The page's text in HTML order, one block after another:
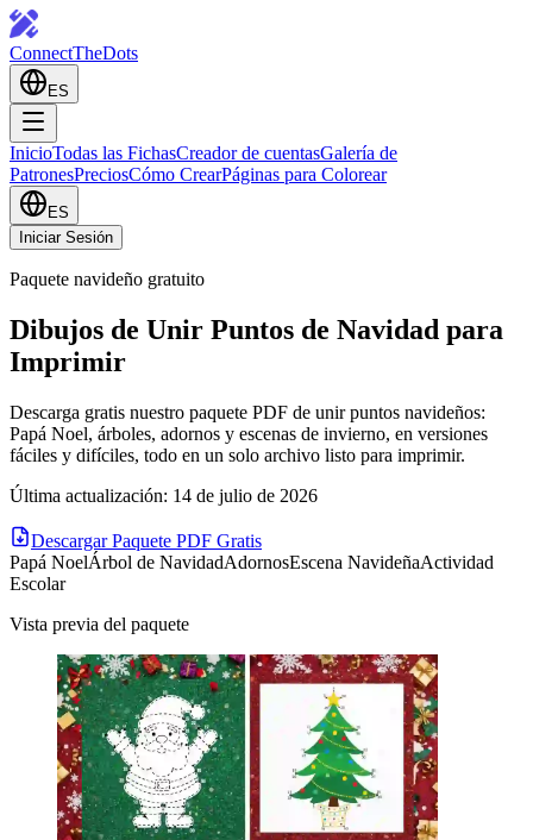
ConnectTheDots
ES
InicioTodas las FichasCreador de cuentasGalería de
PatronesPreciosCómo CrearPáginas para Colorear
ES
Iniciar Sesión
Paquete navideño gratuito
Dibujos de Unir Puntos de Navidad para
Imprimir
Descarga gratis nuestro paquete PDF de unir puntos navideños:
Papá Noel, árboles, adornos y escenas de invierno, en versiones
fáciles y difíciles, todo en un solo archivo listo para imprimir.
Última actualización: 14 de julio de 2026
Descargar Paquete PDF Gratis
Papá NoelÁrbol de NavidadAdornosEscena NavideñaActividad
Escolar
Vista previa del paquete